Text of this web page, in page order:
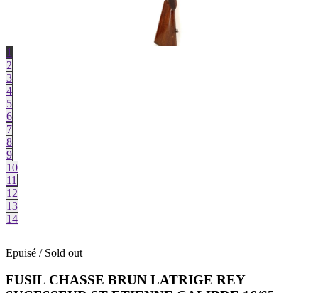
1
2
3
4
5
6
7
8
9
10
11
12
13
14
Epuisé / Sold out
FUSIL CHASSE BRUN LATRIGE REY